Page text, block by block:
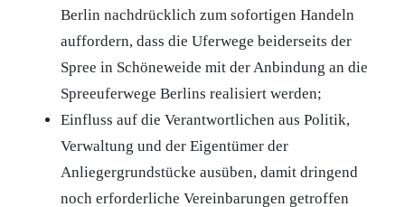
Berlin nachdrücklich zum sofortigen Handeln
auffordern, dass die Uferwege beiderseits der
Spree in Schöneweide mit der Anbindung an die
Spreeuferwege Berlins realisiert werden;
Einfluss auf die Verantwortlichen aus Politik,
Verwaltung und der Eigentümer der
Anliegergrundstücke ausüben, damit dringend
noch erforderliche Vereinbarungen getroffen